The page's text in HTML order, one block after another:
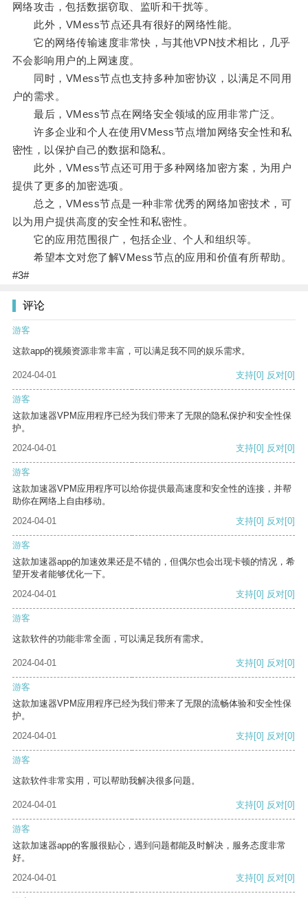
网络攻击，包括数据窃取、监听和干扰等。
此外，VMess节点还具有很好的网络性能。
它的网络传输速度非常快，与其他VPN技术相比，几乎
不会影响用户的上网速度。
同时，VMess节点也支持多种加密协议，以满足不同用
户的需求。
最后，VMess节点在网络安全领域的应用非常广泛。
许多企业和个人在使用VMess节点增加网络安全性和私
密性，以保护自己的数据和隐私。
此外，VMess节点还可用于多种网络加密方案，为用户
提供了更多的加密选项。
总之，VMess节点是一种非常优秀的网络加密技术，可
以为用户提供高度的安全性和私密性。
它的应用范围很广，包括企业、个人和组织等。
希望本文对您了解VMess节点的应用和价值有所帮助。
#3#
评论
游客
这款app的视频资源非常丰富，可以满足我不同的娱乐需求。
2024-04-01 支持[0] 反对[0]
游客
这款加速器VPM应用程序已经为我们带来了无限的隐私保护和安全性保
护。
2024-04-01
支持[0] 反对[0]
游客
这款加速器VPM应用程序可以给你提供最高速度和安全性的连接，并帮
助你在网络上自由移动。
2024-04-01
支持[0] 反对[0]
游客
这款加速器app的加速效果还是不错的，但偶尔也会出现卡顿的情况，希
望开发者能够优化一下。
2024-04-01
支持[0] 反对[0]
游客
这款软件的功能非常全面，可以满足我所有需求。
2024-04-01 支持[0] 反对[0]
游客
这款加速器VPM应用程序已经为我们带来了无限的流畅体验和安全性保
护。
2024-04-01
支持[0] 反对[0]
游客
这款软件非常实用，可以帮助我解决很多问题。
2024-04-01 支持[0] 反对[0]
游客
这款加速器app的客服很贴心，遇到问题都能及时解决，服务态度非常
好。
2024-04-01
支持[0] 反对[0]